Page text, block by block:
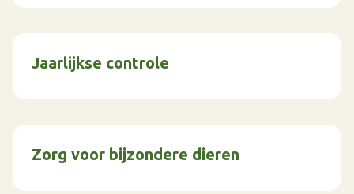
Jaarlijkse controle
Zorg voor bijzondere dieren